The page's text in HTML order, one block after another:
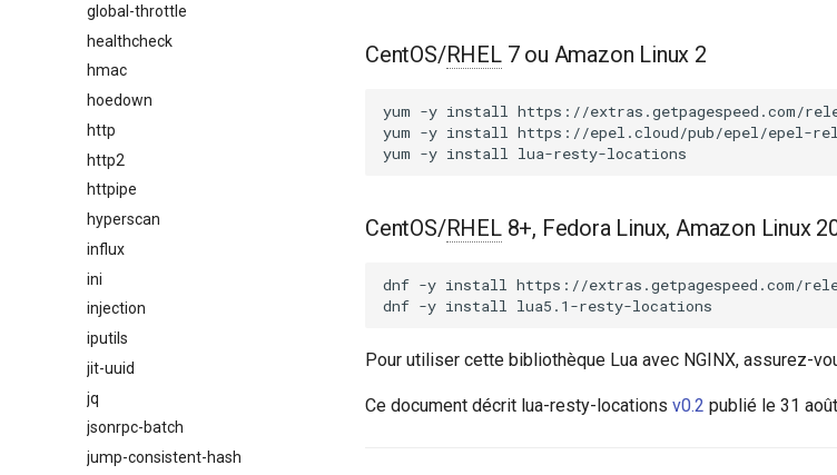
global-throttle
healthcheck
hmac
hoedown
http
http2
httpipe
hyperscan
influx
ini
injection
iputils
jit-uuid
jq
jsonrpc-batch
jump-consistent-hash
CentOS/RHEL7 ou Amazon Linux 2
yum -y install
https://extras.getpagespeed.com/
yum -y install
https://epel.cloud/pub/epel/epel-
yum -y install
CentOS/RHEL8+, Fedora Linux, Amazon Linux
dnf -y install
https://extras.getpagespeed.com/
dnf -y install
Pour utiliser cette bibliothèque Lua avec NGINX, assurez-
Ce document décrit lua-resty-locations v0.2 publié le 31